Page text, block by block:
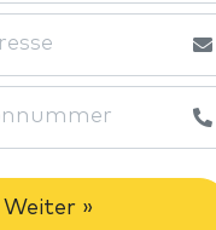
Weiter »